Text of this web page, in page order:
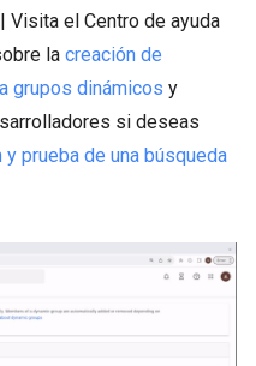
Visita el Centro de ayuda
la creación de
grupos dinámicos y
si deseas
prueba de una búsqueda